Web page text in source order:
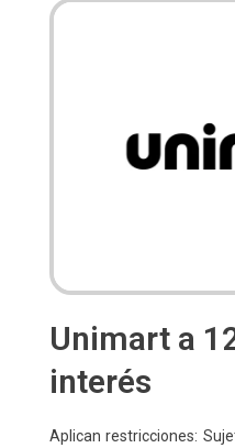
Unimart a
interés
Aplican restricciones: